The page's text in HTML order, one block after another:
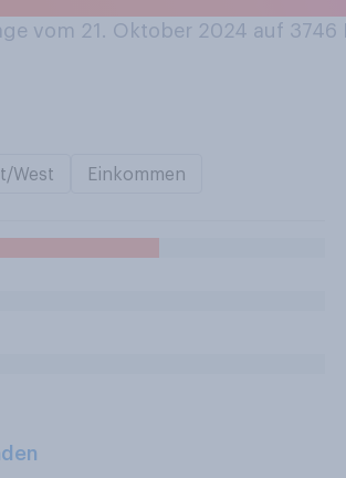
vom 21. Oktober 2024 auf 3746
West Einkommen